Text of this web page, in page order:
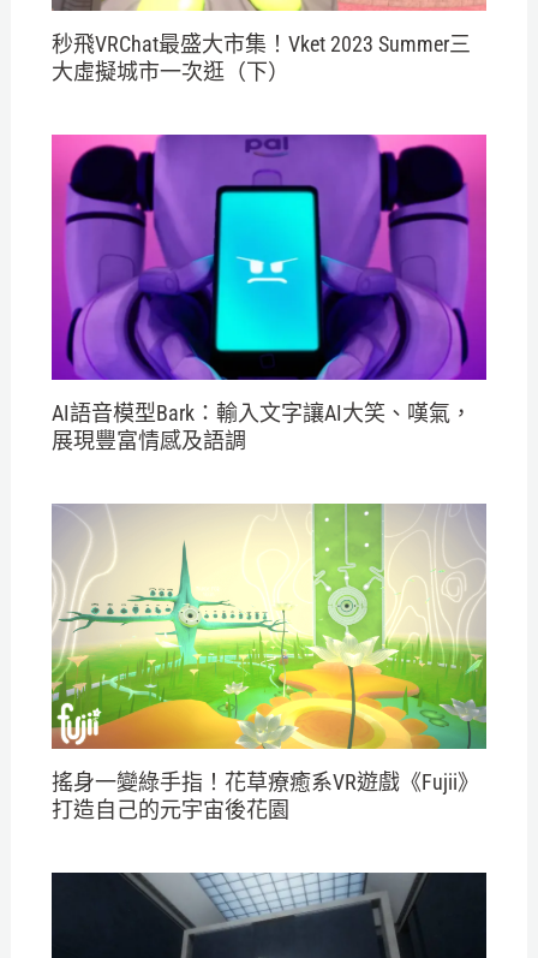
秒飛VRChat最盛大市集！Vket 2023 Summer三
大虛擬城市一次逛（下）
AI語音模型Bark：輸入文字讓AI大笑、嘆氣，
展現豐富情感及語調
搖身一變綠手指！花草療癒系VR遊戲《Fujii》
打造自己的元宇宙後花園